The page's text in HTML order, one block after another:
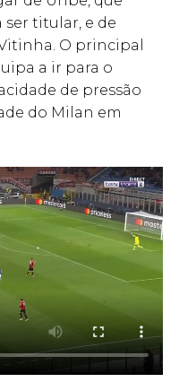
ser titular, e de
O principal
a ir para o
de pressão
do Milan em